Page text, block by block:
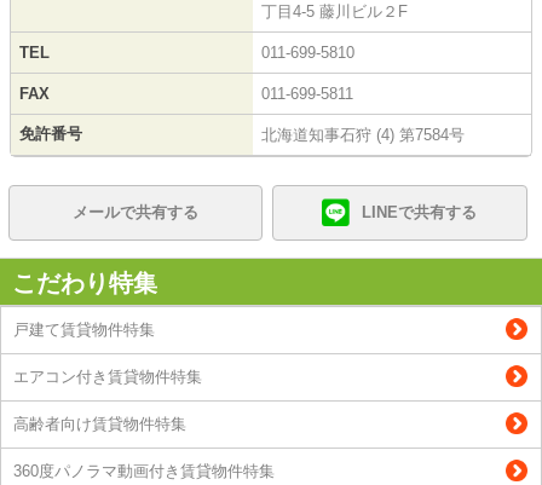
丁目4-5 藤川ビル２F
TEL 011-699-5810
FAX 011-699-5811
免許番号 北海道知事石狩 (4) 第7584号
メールで共有する LINEで共有する
こだわり特集
戸建て賃貸物件特集
エアコン付き賃貸物件特集
高齢者向け賃貸物件特集
360度パノラマ動画付き賃貸物件特集